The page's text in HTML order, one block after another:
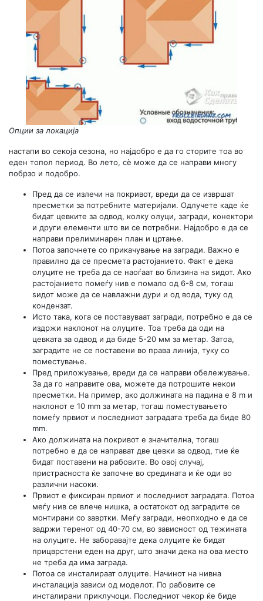
Опции за локација
настапи во секоја сезона, но најдобро е да го сторите тоа во
еден топол период. Во лето, сè може да се направи многу
побрзо и подобро.
Пред да се излечи на покривот, вреди да се извршат
пресметки за потребните материјали. Одлучете каде ќе
бидат цевките за одвод, колку олуци, загради, конектори
и други елементи што ви се потребни. Најдобро е да се
направи прелиминарен план и цртање.
Потоа започнете со прикачување на загради. Важно е
правилно да се пресмета растојанието. Факт е дека
олуците не треба да се наоѓаат во близина на ѕидот. Ако
растојанието помеѓу нив е помало од 6-8 см, тогаш
ѕидот може да се навлажни дури и од вода, туку од
кондензат.
Исто така, кога се поставуваат загради, потребно е да се
издржи наклонот на олуците. Тоа треба да оди на
цевката за одвод и да биде 5-20 мм за метар. Затоа,
заградите не се поставени во права линија, туку со
поместување.
Пред приложување, вреди да се направи обележување.
За да го направите ова, можете да потрошите некои
пресметки. На пример, ако должината на падина е 8 m и
наклонот е 10 mm за метар, тогаш поместувањето
помеѓу првиот и последниот заградата треба да биде 80
mm.
Ако должината на покривот е значителна, тогаш
потребно е да се направат две цевки за одвод, тие ќе
бидат поставени на рабовите. Во овој случај,
пристрасноста ќе започне во средината и ќе оди во
различни насоки.
Првиот е фиксиран првиот и последниот заградата. Потоа
меѓу нив се влече нишка, а остатокот од заградите се
монтирани со завртки. Меѓу загради, неопходно е да се
задржи теренот од 40-70 см, во зависност од тежината
на олуците. Не заборавајте дека олуците ќе бидат
прицврстени еден на друг, што значи дека на ова место
не треба да има заграда.
Потоа се инсталираат олуците. Начинот на нивна
инсталација зависи од моделот. По рабовите се
инсталирани приклучоци. Последниот чекор ќе биде